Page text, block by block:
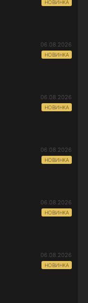
НОВИНКА
06.08.2026
НОВИНКА
06.08.2026
НОВИНКА
06.08.2026
НОВИНКА
06.08.2026
НОВИНКА
06.08.2026
НОВИНКА